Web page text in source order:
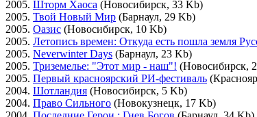
2005. Шторм Хаоса (Новосибирск, 33 Kb)
2005. Твой Новый Мир (Барнаул, 29 Kb)
2005. Оазис (Новосибирск, 10 Kb)
2005. Летопись времeн: Откуда есть пошла земля
2005. Neverwinter Days (Барнаул, 23 Kb)
2005. Триземелье: "Этот мир - наш"! (Новосибирск,
2005. Первый красноярский РИ-фестиваль
2004. Шотландия (Новосибирск, 5 Kb)
2004. Право Сильного (Новокузнецк, 17 Kb)